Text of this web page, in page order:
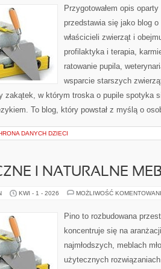
Przygotowałem opis
przedstawia się jako blog
właścicieli zwierząt i
profilaktyka i terapia,
ratowanie pupila,
wsparcie starszych
zakątek, w którym troska o pupile spotyka
To blog, który powstał z myślą o
DANYCH DZIECI
I NATURALNE
KWI - 1 - 2026 MOŻLIWOŚĆ
Pino to rozbudowana
koncentruje się na
najmłodszych, meblach
użytecznych